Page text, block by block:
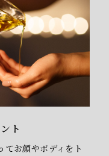
ト
てお顔やボディをト